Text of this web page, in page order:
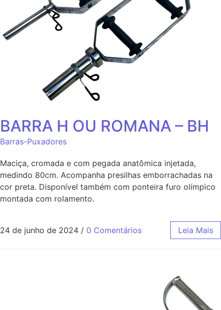
BARRA H OU ROMANA – BH
Barras-Puxadores
Maciça, cromada e com pegada anatômica injetada,
medindo 80cm. Acompanha presilhas emborrachadas na
cor preta. Disponível também com ponteira furo olímpico
montada com rolamento.
24 de junho de 2024 / 0 Comentários Leia Mais